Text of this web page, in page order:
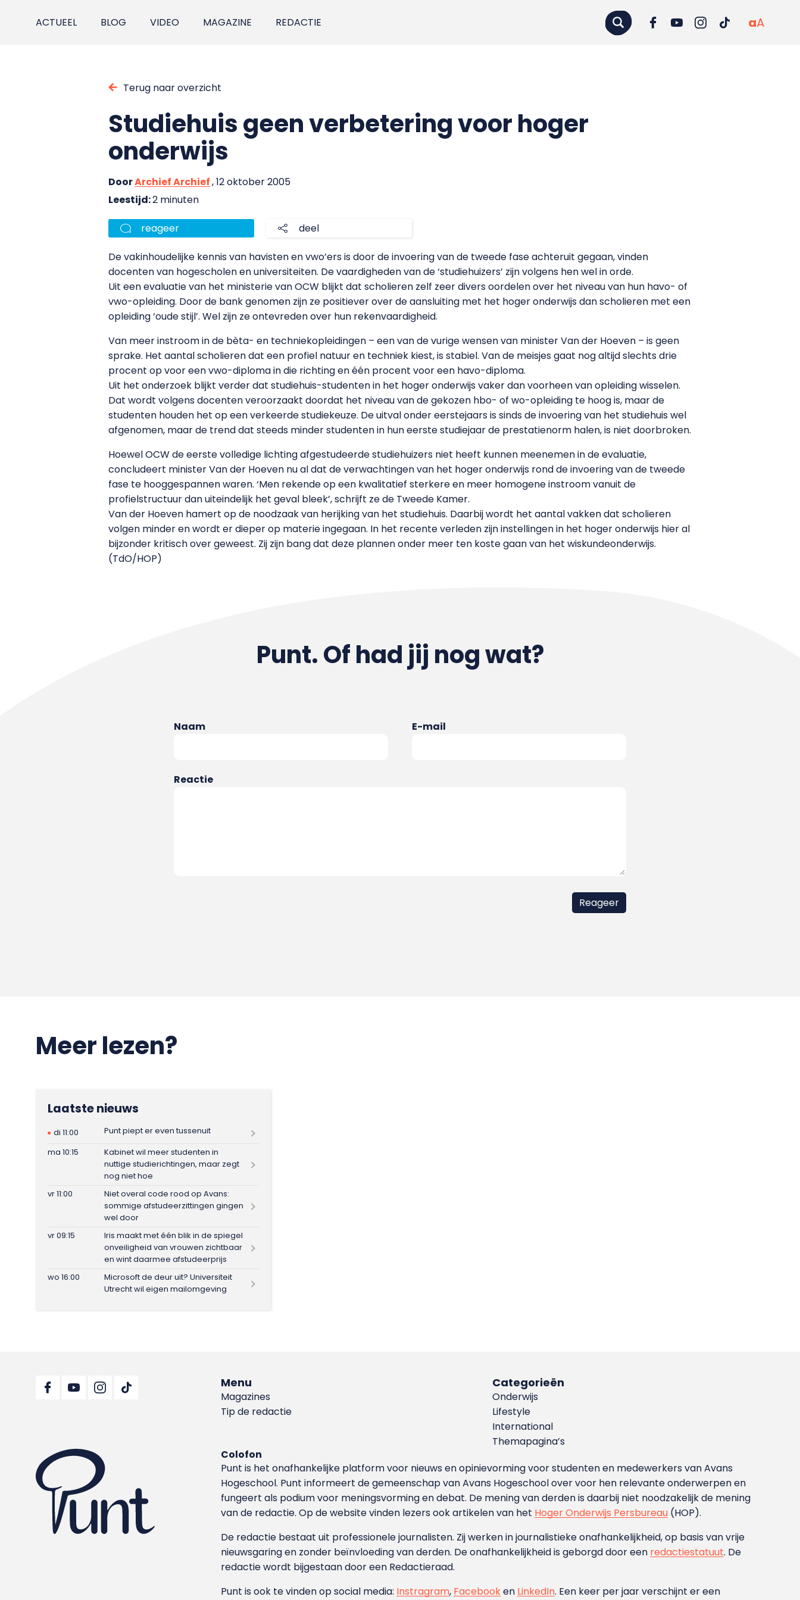
ACTUEEL BLOG VIDEO MAGAZINE REDACTIE aA
Terug naar overzicht
Studiehuis geen verbetering voor hoger
onderwijs
DoorArchief Archief, 12 oktober 2005
Leestijd:2 minuten
reageer deel
De vakinhoudelijke kennis van havisten en vwo’ers is door de invoering van de tweede fase achteruit gegaan, vinden
docenten van hogescholen en universiteiten. De vaardigheden van de ‘studiehuizers’ zijn volgens hen wel in orde.
Uit een evaluatie van het ministerie van OCW blijkt dat scholieren zelf zeer divers oordelen over het niveau van hun havo- of
vwo-opleiding. Door de bank genomen zijn ze positiever over de aansluiting met het hoger onderwijs dan scholieren met een
opleiding ‘oude stijl’. Wel zijn ze ontevreden over hun rekenvaardigheid.
Van meer instroom in de bèta- en techniekopleidingen – een van de vurige wensen van minister Van der Hoeven – is geen
sprake. Het aantal scholieren dat een profiel natuur en techniek kiest, is stabiel. Van de meisjes gaat nog altijd slechts drie
procent op voor een vwo-diploma in die richting en één procent voor een havo-diploma.
Uit het onderzoek blijkt verder dat studiehuis-studenten in het hoger onderwijs vaker dan voorheen van opleiding wisselen.
Dat wordt volgens docenten veroorzaakt doordat het niveau van de gekozen hbo- of wo-opleiding te hoog is, maar de
studenten houden het op een verkeerde studiekeuze. De uitval onder eerstejaars is sinds de invoering van het studiehuis wel
afgenomen, maar de trend dat steeds minder studenten in hun eerste studiejaar de prestatienorm halen, is niet doorbroken.
Hoewel OCW de eerste volledige lichting afgestudeerde studiehuizers niet heeft kunnen meenemen in de evaluatie,
concludeert minister Van der Hoeven nu al dat de verwachtingen van het hoger onderwijs rond de invoering van de tweede
fase te hooggespannen waren. ‘Men rekende op een kwalitatief sterkere en meer homogene instroom vanuit de
profielstructuur dan uiteindelijk het geval bleek’, schrijft ze de Tweede Kamer.
Van der Hoeven hamert op de noodzaak van herijking van het studiehuis. Daarbij wordt het aantal vakken dat scholieren
volgen minder en wordt er dieper op materie ingegaan. In het recente verleden zijn instellingen in het hoger onderwijs hier al
bijzonder kritisch over geweest. Zij zijn bang dat deze plannen onder meer ten koste gaan van het wiskundeonderwijs.
(TdO/HOP)
Punt. Of had jij nog wat?
Naam E-mail
Reactie
Meer lezen?
Laatste nieuws
di 11:00
Punt piept er even tussenuit
ma 10:15
Kabinet wil meer studenten in
nuttige studierichtingen, maar zegt
nog niet hoe
vr 11:00
Niet overal code rood op Avans:
sommige afstudeerzittingen gingen
wel door
vr 09:15
Iris maakt met één blik in de spiegel
onveiligheid van vrouwen zichtbaar
en wint daarmee afstudeerprijs
wo 16:00
Microsoft de deur uit? Universiteit
Utrecht wil eigen mailomgeving
Menu
Magazines
Tip de redactie
Categorieën
Onderwijs
Lifestyle
International
Themapagina’s
Colofon
Punt is het onafhankelijke platform voor nieuws en opinievorming voor studenten en medewerkers van Avans
Hoge­school. Punt informeert de gemeenschap van Avans Hogeschool over voor hen relevante onderwerpen en
fungeert als podium voor meningsvorming en debat. De mening van derden is daarbij niet noodzakelijk de mening
van de redactie. Op de website vinden lezers ook artikelen van het Hoger Onderwijs Persbureau (HOP).
De redactie bestaat uit professionele journalisten. Zij werken in journalistieke onafhankelijkheid, op basis van vrije
nieuwsgaring en zonder beïnvloeding van derden. De onafhankelijkheid is geborgd door een redactiestatuut. De
redactie wordt bijgestaan door een Redactieraad.
Punt is ook te vinden op social media: Instragram, Facebooken LinkedIn. Een keer per jaar verschijnt er een